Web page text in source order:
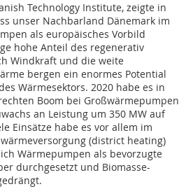
Technology Institute, zeigte in
unser Nachbarland Dänemark im
als europäisches Vorbild
hohe Anteil des regenerativ
Windkraft und die weite
bergen ein enormes Potential
Wärmesektors. 2020 habe es in
Boom bei Großwärmepumpen
an Leistung um 350 MW auf
Einsätze habe es vor allem im
(district heating)
Wärmepumpen als bevorzugte
durchgesetzt und Biomasse-